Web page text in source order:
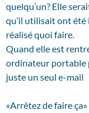
quelqu’un? Elle
qu’il utilisait ont été
réalisé quoi faire.
Quand elle est
ordinateur portable
juste un seul e-mail
«Arrêtez de faire